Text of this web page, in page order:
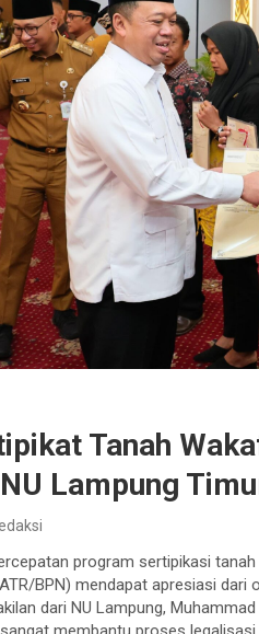
Tanah
Lampung
program sertipikasi
BPN) mendapat apresiasi
dari NU Lampung,